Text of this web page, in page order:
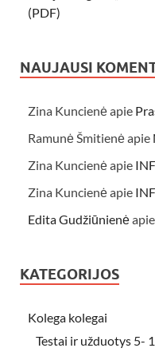
(PDF)
NAUJAUSI
Zina Kuncienėapie
Ramunė Šmitienėapie
Zina Kuncienėapie
Zina Kuncienėapie
Edita Gudžiūnienėapie
KATEGORIJOS
Kolega kolegai
Testai ir užduotys 5-